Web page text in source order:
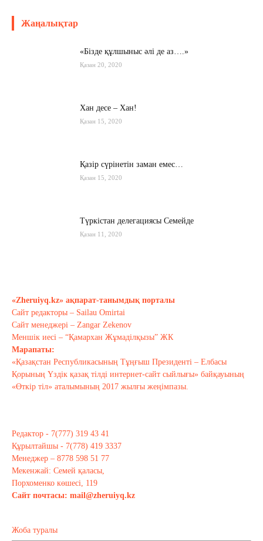
Жаңалықтар
«Бізде құлшыныс әлі де аз….»
Қазан 20, 2020
Хан десе – Хан!
Қазан 15, 2020
Қазір сүрінетін заман емес…
Қазан 15, 2020
Түркістан делегациясы Семейде
Қазан 11, 2020
Қазан 10, 2020
Тағы оқу
«Zheruiyq.kz» ақпарат-танымдық порталы
Сайт редакторы – Sailau Omirtai
Сайт менеджері – Zangar Zekenov
Меншік иесі – “Қамархан Жұмаділқызы” ЖК
Марапаты:
«Қазақстан Республикасының Тұңғыш Президенті – Елбасы
Қорының Үздік қазақ тілді интернет-сайт сыйлығы» байқауының
«Өткір тіл» аталымының 2017 жылғы жеңімпазы.
Редактор - 7(777) 319 43 41
Құрылтайшы - 7(778) 419 3337
Менеджер – 8778 598 51 77
Мекенжай: Семей қаласы,
Порхоменко көшесі, 119
Сайт почтасы: mail@zheruiyq.kz
Жоба туралы